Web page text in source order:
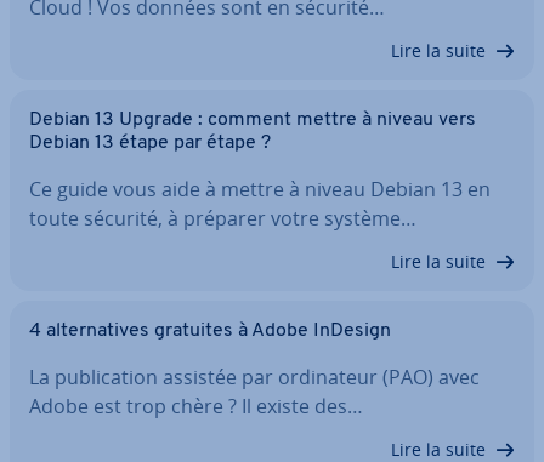
Cloud ! Vos données sont en sécurité…
Lire la suite
Debian 13 Upgrade : comment mettre à niveau vers
Debian 13 étape par étape ?
Ce guide vous aide à mettre à niveau Debian 13 en
toute sécurité, à préparer votre système…
Lire la suite
4 al­ter­na­tives gratuites à Adobe InDesign
La pu­bli­ca­tion assistée par or­di­na­teur (PAO) avec
Adobe est trop chère ? Il existe des…
Lire la suite